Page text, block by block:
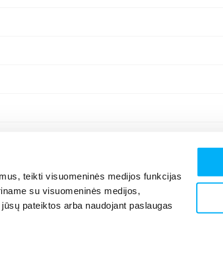
teikti visuomeninės medijos funkcijas
su visuomeninės medijos,
pateiktos arba naudojant paslaugas